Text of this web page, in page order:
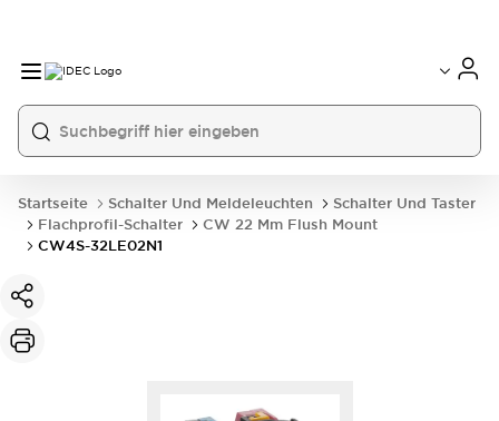
Startseite Schalter Und Meldeleuchten
Schalter Und Taster
Flachprofil-Schalter
CW 22 Mm Flush Mount
CW4S-32LE02N1